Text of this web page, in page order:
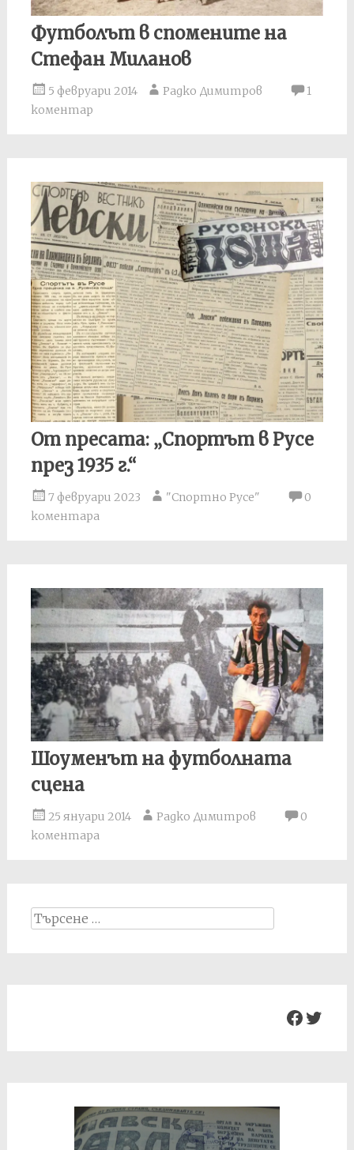
Футболът в спомените на
Стефан Миланов
5 февруари 2014 Радко Димитров
1
коментар
От пресата: „Спортът в Русе
през 1935 г.“
7 февруари 2023 "Спортно Русе"
0
коментара
Шоуменът на футболната
сцена
25 януари 2014 Радко Димитров
0
коментара
Search